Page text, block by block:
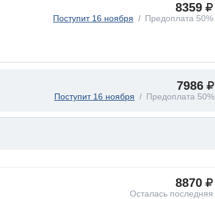
8359
Поступит 16 ноября Предоплата 50%
7986
Поступит 16 ноября Предоплата 50%
8870
Осталась последняя